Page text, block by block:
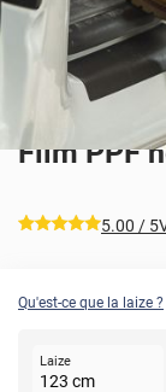
Film PPF
*****
5.00 / 5
Qu'est-ce que la laize ?
Laize
123 cm